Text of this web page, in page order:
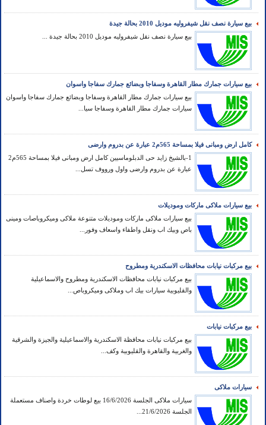
بيع سيارة نصف نقل شيفروليه موديل 2010 بحالة جيدة
بيع سيارة نصف نقل شيفروليه موديل 2010 بحالة جيدة ...
بيع سيارات جمارك مطار القاهرة وسفاجا وبضائع جمارك سفاجا واسوان
بيع سيارات جمارك مطار القاهرة وسفاجا وبضائع جمارك سفاجا واسوان
سيارات جمارك مطار القاهرة وسفاجا سيا...
كامل ارض ومبانى فيلا بمساحة 565م2 عبارة عن بدروم وارضى
1-بالشيخ زايد حى الدبلوماسيين كامل ارض ومبانى فيلا بمساحة 565م2
عبارة عن بدروم وارضى واول ورووف تسل...
بيع سيارات ملاكى ماركات وموديلات
بيع سيارات ملاكى ماركات وموديلات متنوعة ملاكى وميكروباصات ومينى
باص وبيك اب ونقل واطفاء واسعاف وفور...
بيع مركبات نيابات محافظات الاسكندرية ومطروح
بيع مركبات نيابات محافظات الاسكندرية ومطروح والاسماعيلية
والقليوبية سيارات بيك اب وملاكى وميكروباص...
بيع مركبات نيابات
بيع مركبات نيابات محافظة الاسكندرية والاسماعيلية والجيزة والشرقية
والغربية والقاهرة والقليوبية وكف...
سيارات ملاكى
سيارات ملاكى الجلسة 16/6/2026 بيع لوطات خردة واصناف مستعملة
الجلسة 21/6/2026...